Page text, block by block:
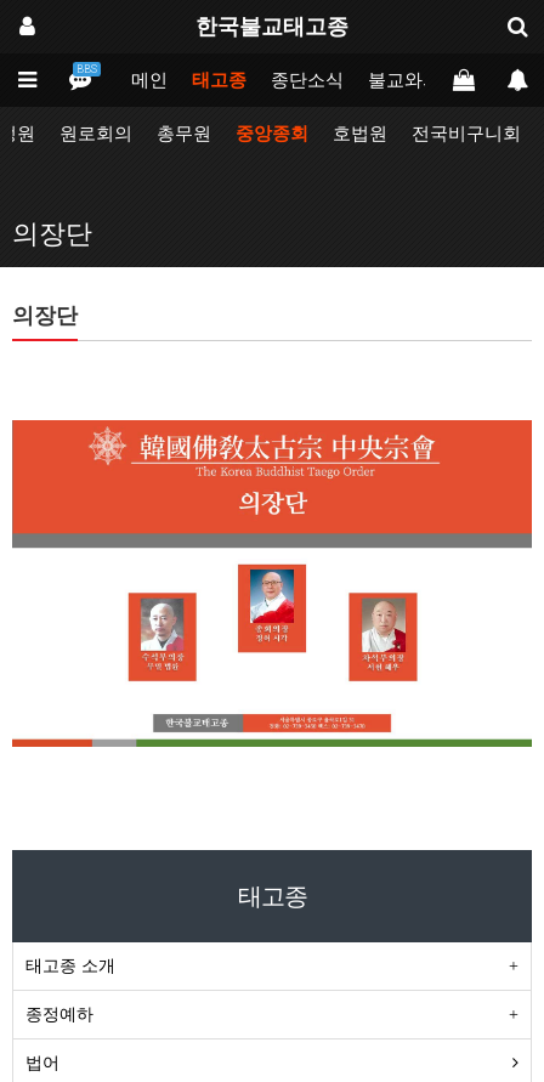
한국불교태고종
BBS
메인 태고종 종단소식 불교와의만남 업
원 원로회의 총무원 중앙종회 호법원 전국비구니회
의장단
의장단
태고종
태고종 소개
종정예하
법어